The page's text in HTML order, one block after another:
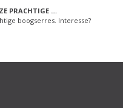
PRACHTIGE …
boogserres. Interesse?